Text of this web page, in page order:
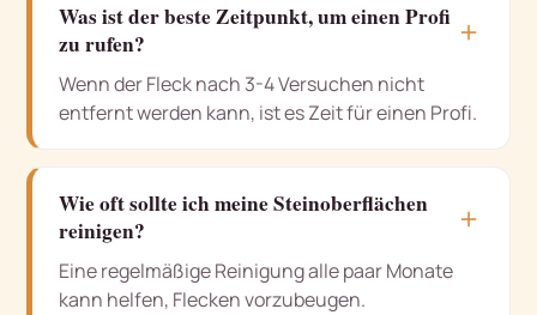
Was ist der beste Zeitpunkt, um einen Profi
zu rufen?
＋
Wenn der Fleck nach 3-4 Versuchen nicht
entfernt werden kann, ist es Zeit für einen Profi.
Wie oft sollte ich meine Steinoberflächen
reinigen?
＋
Eine regelmäßige Reinigung alle paar Monate
kann helfen, Flecken vorzubeugen.